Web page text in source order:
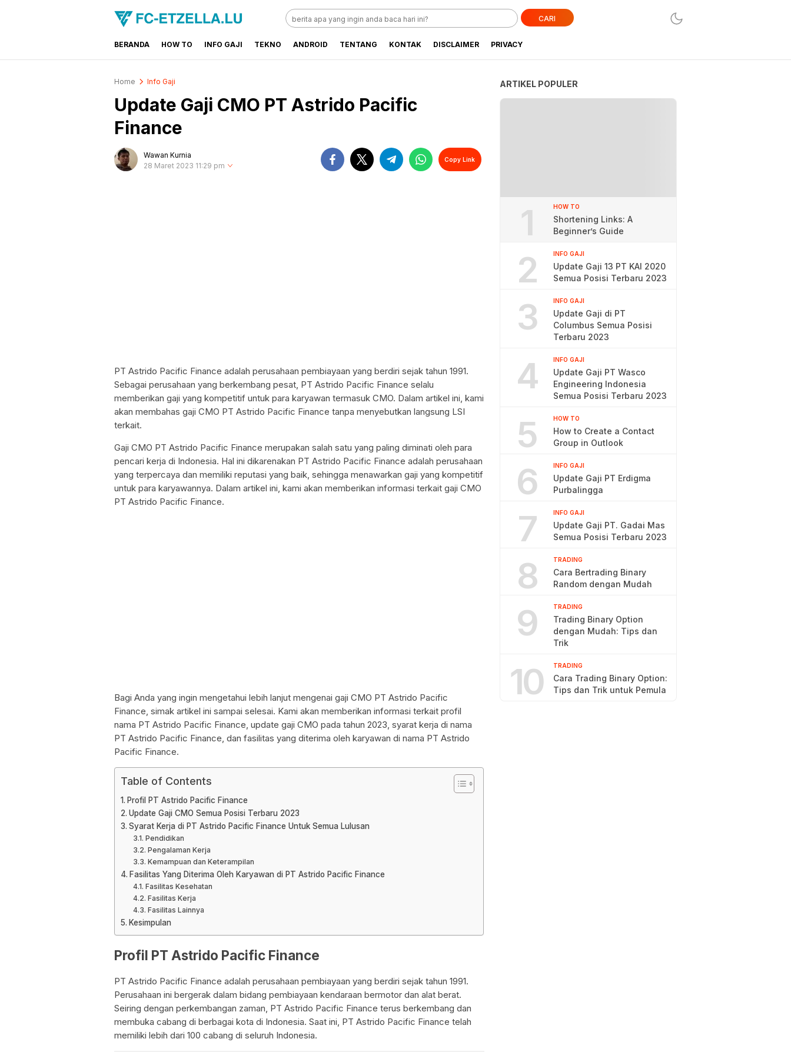
FC-ETZELLA.LU
Share & Learn The World
CARI
BERANDA HOW TO INFO GAJI TEKNO ANDROID TENTANG KONTAK DISCLAIMER PRIVACY
Home Info Gaji
Update Gaji CMO PT Astrido Pacific
Finance
Wawan Kurnia
28 Maret 2023 11:29 pm
Copy Link
PT Astrido Pacific Finance adalah perusahaan pembiayaan yang berdiri sejak tahun 1991.
Sebagai perusahaan yang berkembang pesat, PT Astrido Pacific Finance selalu
memberikan gaji yang kompetitif untuk para karyawan termasuk CMO. Dalam artikel ini, kami
akan membahas gaji CMO PT Astrido Pacific Finance tanpa menyebutkan langsung LSI
terkait.
Gaji CMO PT Astrido Pacific Finance merupakan salah satu yang paling diminati oleh para
pencari kerja di Indonesia. Hal ini dikarenakan PT Astrido Pacific Finance adalah perusahaan
yang terpercaya dan memiliki reputasi yang baik, sehingga menawarkan gaji yang kompetitif
untuk para karyawannya. Dalam artikel ini, kami akan memberikan informasi terkait gaji CMO
PT Astrido Pacific Finance.
Bagi Anda yang ingin mengetahui lebih lanjut mengenai gaji CMO PT Astrido Pacific
Finance, simak artikel ini sampai selesai. Kami akan memberikan informasi terkait profil
nama PT Astrido Pacific Finance, update gaji CMO pada tahun 2023, syarat kerja di nama
PT Astrido Pacific Finance, dan fasilitas yang diterima oleh karyawan di nama PT Astrido
Pacific Finance.
Table of Contents
Profil PT Astrido Pacific Finance
Update Gaji CMO Semua Posisi Terbaru 2023
Syarat Kerja di PT Astrido Pacific Finance Untuk Semua Lulusan
Pendidikan
Pengalaman Kerja
Kemampuan dan Keterampilan
Fasilitas Yang Diterima Oleh Karyawan di PT Astrido Pacific Finance
Fasilitas Kesehatan
Fasilitas Kerja
Fasilitas Lainnya
Kesimpulan
Profil PT Astrido Pacific Finance
PT Astrido Pacific Finance adalah perusahaan pembiayaan yang berdiri sejak tahun 1991.
Perusahaan ini bergerak dalam bidang pembiayaan kendaraan bermotor dan alat berat.
Seiring dengan perkembangan zaman, PT Astrido Pacific Finance terus berkembang dan
membuka cabang di berbagai kota di Indonesia. Saat ini, PT Astrido Pacific Finance telah
memiliki lebih dari 100 cabang di seluruh Indonesia.
ARTIKEL POPULER
1 HOW TO
Shortening Links: A
Beginner’s Guide
2 INFO GAJI
Update Gaji 13 PT KAI 2020
Semua Posisi Terbaru 2023
3 INFO GAJI
Update Gaji di PT
Columbus Semua Posisi
Terbaru 2023
4 INFO GAJI
Update Gaji PT Wasco
Engineering Indonesia
Semua Posisi Terbaru 2023
5 HOW TO
How to Create a Contact
Group in Outlook
6 INFO GAJI
Update Gaji PT Erdigma
Purbalingga
7 INFO GAJI
Update Gaji PT. Gadai Mas
Semua Posisi Terbaru 2023
8 TRADING
Cara Bertrading Binary
Random dengan Mudah
9 TRADING
Trading Binary Option
dengan Mudah: Tips dan
Trik
10 TRADING
Cara Trading Binary Option:
Tips dan Trik untuk Pemula